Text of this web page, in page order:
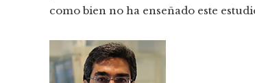
como bien no ha enseñado este